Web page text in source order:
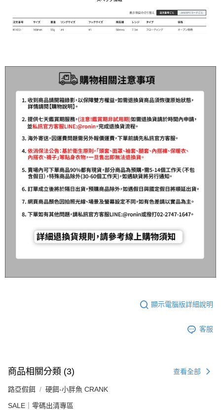
顯示電腦版詳細說明
客服
商品相關分類 (3) 查看全部
路亞假餌 硬餌-小胖魚 CRANK
SALE｜零碼出清專區